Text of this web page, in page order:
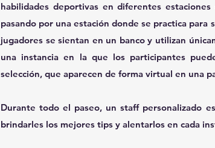
habilidades deportivas en diferentes
pasando por una estación donde se practica
jugadores se sientan en un banco y utilizan
una instancia en la que los participantes
selección, que aparecen de forma virtual en una
Durante todo el paseo, un staff personalizado
brindarles los mejores tips y alentarlos en cada